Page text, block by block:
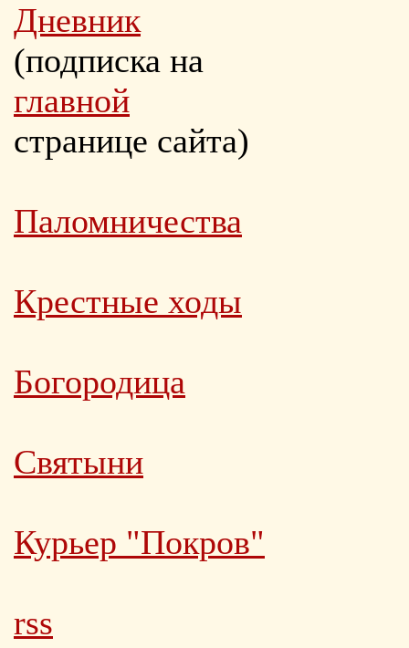
Дневник
(подписка на
главной
странице сайта)
Паломничества
Крестные ходы
Богородица
Святыни
Курьер "Покров"
rss